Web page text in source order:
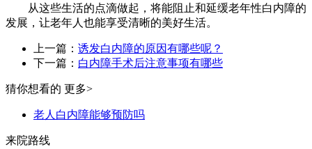
从这些生活的点滴做起，将能阻止和延缓老年性白内障的
发展，让老年人也能享受清晰的美好生活。
上一篇： 诱发白内障的原因有哪些呢？
下一篇： 白内障手术后注意事项有哪些
猜你想看的 更多>
老人白内障能够预防吗
来院路线